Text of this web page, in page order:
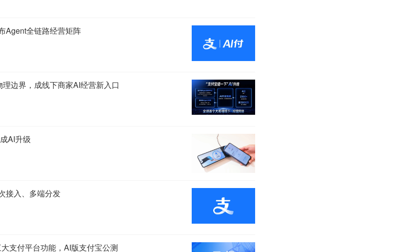
Agent全链路经营矩阵
边界，成线下商家AI经营新入口
AI升级
接入、多端分发
支付平台功能，AI版支付宝公测